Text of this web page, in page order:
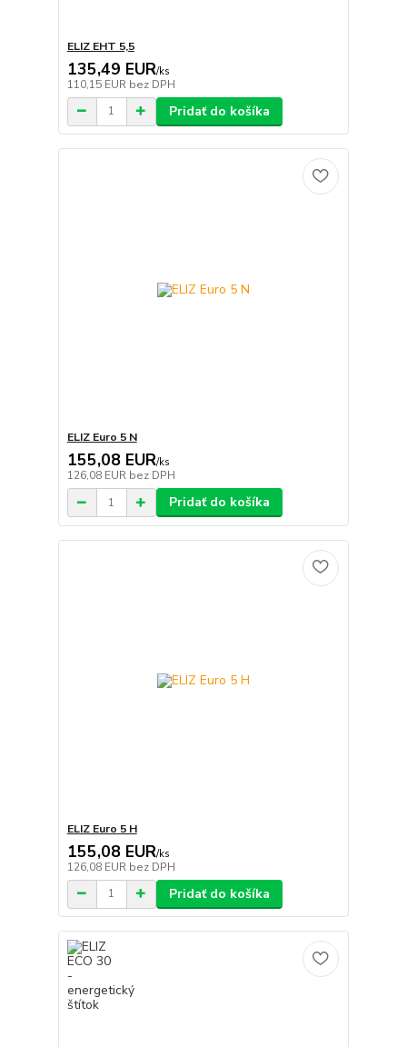
ELIZ EHT 5,5
135,49 EUR/ks
110,15 EUR bez DPH
Pridať do košíka
ELIZ Euro 5 N
155,08 EUR/ks
126,08 EUR bez DPH
Pridať do košíka
ELIZ Euro 5 H
155,08 EUR/ks
126,08 EUR bez DPH
Pridať do košíka